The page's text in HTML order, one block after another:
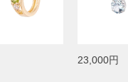
23,000円